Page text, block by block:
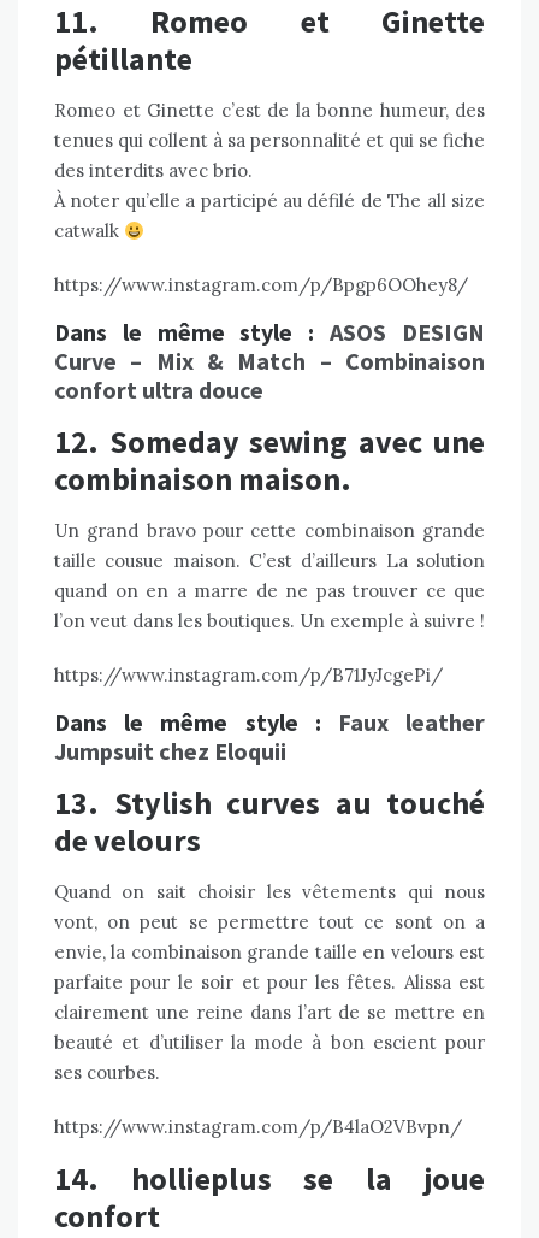
11. Romeo et Ginette
pétillante
Romeo et Ginette c’est de la bonne humeur, des
tenues qui collent à sa personnalité et qui se fiche
des interdits avec brio.
À noter qu’elle a participé au défilé de The all size
catwalk
https://www.instagram.com/p/Bpgp6OOhey8/
Dans le même style :ASOS DESIGN
Curve – Mix & Match – Combinaison
confort ultra douce
12. Someday sewing avec une
combinaison maison.
Un grand bravo pour cette combinaison grande
taille cousue maison. C’est d’ailleurs La solution
quand on en a marre de ne pas trouver ce que
l’on veut dans les boutiques. Un exemple à suivre !
https://www.instagram.com/p/B71JyJcgePi/
Dans le même style : Faux leather
Jumpsuit chez Eloquii
13. Stylish curves au touché
de velours
Quand on sait choisir les vêtements qui nous
vont, on peut se permettre tout ce sont on a
envie, la combinaison grande taille en velours est
parfaite pour le soir et pour les fêtes. Alissa est
clairement une reine dans l’art de se mettre en
beauté et d’utiliser la mode à bon escient pour
ses courbes.
https://www.instagram.com/p/B4laO2VBvpn/
14. hollieplus se la joue
confort